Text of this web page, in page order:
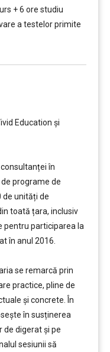
+ 6 ore studiu
a testelor primite
Education și
în
programe de
de unități de
toată țara, inclusiv
pentru participarea la
în anul 2016.
se remarcă prin
practice, pline de
și concrete. În
în susținerea
de digerat și pe
sesiunii să